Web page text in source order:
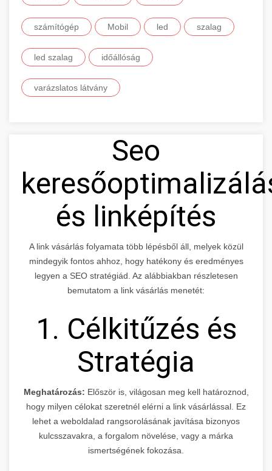
számítógép Mobil led szalag
led szalag időállóság
varázslatos látvány
Seo
és linképítés
A link vásárlás folyamata több lépésből áll, melyek közül
mindegyik fontos ahhoz, hogy hatékony és eredményes
legyen a SEO stratégiád. Az alábbiakban részletesen
bemutatom a link vásárlás menetét:
1. Célkitűzés és
Stratégia
Meghatározás: Először is, világosan meg kell határoznod,
hogy milyen célokat szeretnél elérni a link vásárlással. Ez
lehet a weboldalad rangsorolásának javítása bizonyos
kulcsszavakra, a forgalom növelése, vagy a márka
ismertségének fokozása.